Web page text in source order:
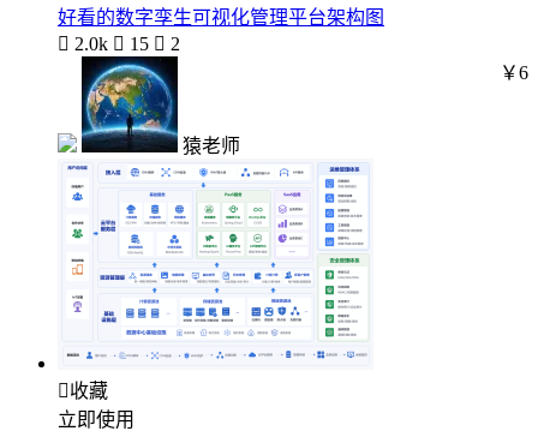
好看的数字孪生可视化管理平台架构图
 2.0k  15  2
猿老师
￥6
收藏
立即使用